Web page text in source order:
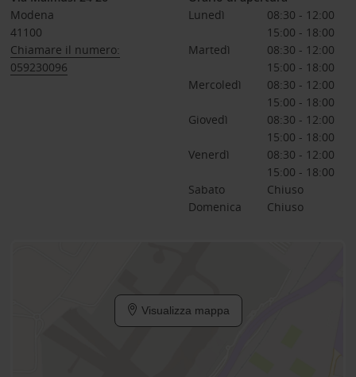
Modena
41100
Chiamare il numero:
059230096
Lunedì
08:30 - 12:00
15:00 - 18:00
Martedì
08:30 - 12:00
15:00 - 18:00
Mercoledì
08:30 - 12:00
15:00 - 18:00
Giovedì
08:30 - 12:00
15:00 - 18:00
Venerdì
08:30 - 12:00
15:00 - 18:00
Sabato
Chiuso
Domenica
Chiuso
Visualizza mappa